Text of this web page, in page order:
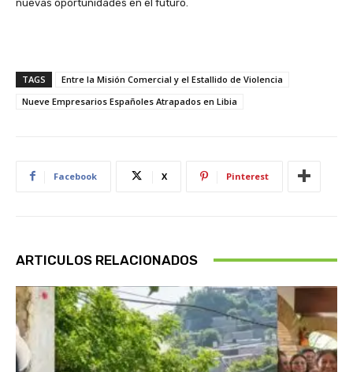
nuevas oportunidades en el futuro.
TAGS
Entre la Misión Comercial y el Estallido de Violencia
Nueve Empresarios Españoles Atrapados en Libia
Facebook X Pinterest
ARTICULOS RELACIONADOS